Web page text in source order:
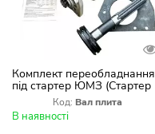
Комплект переобладнання
під стартер ЮМЗ (Стартер
3.2+Вал, Плита, Заглушка)
Код: Вал плита
В наявності